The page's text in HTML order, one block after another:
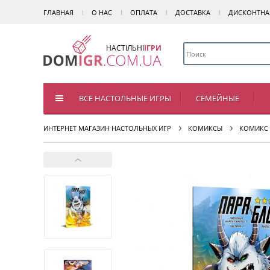
ГЛАВНАЯ О НАС ОПЛАТА ДОСТАВКА
НАСТІЛЬНІІГРИ
ВСЕ НАСТОЛЬНЫЕ ИГРЫ СЕМЕЙНЫЕ
ИНТЕРНЕТ МАГАЗИН НАСТОЛЬНЫХ ИГР КОМИКСЫ КОМИКС